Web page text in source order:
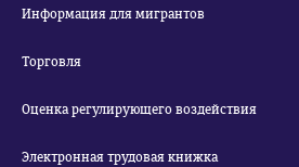
Информация для мигрантов
Торговля
Оценка регулирующего воздействия
Электронная трудовая книжка